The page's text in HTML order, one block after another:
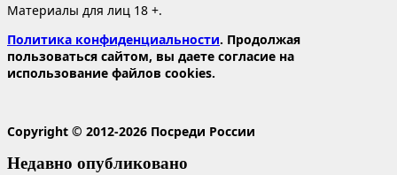
Материалы для лиц 18 +.
Политика конфиденциальности. Продолжая
пользоваться сайтом, вы даете согласие на
использование файлов cookies.
Copyright © 2012-2026 Посреди России
Недавно опубликовано